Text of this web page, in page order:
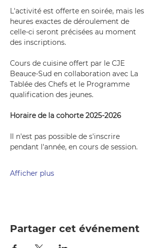
L'activité est offerte en soirée, mais les
heures exactes de déroulement de
celle-ci seront précisées au moment
des inscriptions.
Cours de cuisine offert par le CJE
Beauce-Sud en collaboration avec La
Tablée des Chefs et le Programme
qualification des jeunes.
Horaire de la cohorte 2025-2026
Il n'est pas possible de s'inscrire
pendant l'année, en cours de session.
Afficher plus
Partager cet événement